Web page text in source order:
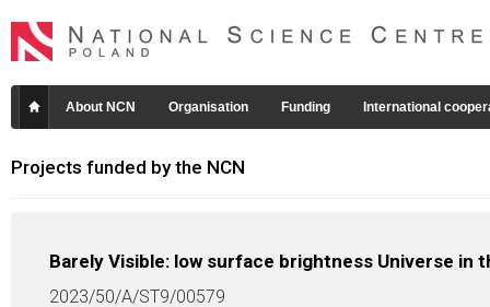
About NCN Organisation Funding International
Projects funded by the NCN
Barely Visible: low surface brightness Universe in
2023/50/A/ST9/00579